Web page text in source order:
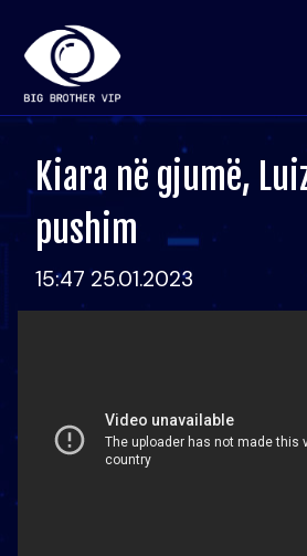
Kiara në gjumë,
pushim
15:47 25.01.2023